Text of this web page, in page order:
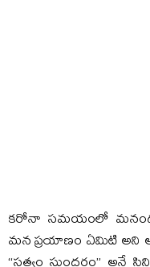
కరోనా సమయంలో
మన ప్రయాణం ఏమిటి అని
“సత్యం సుందరం” అనే